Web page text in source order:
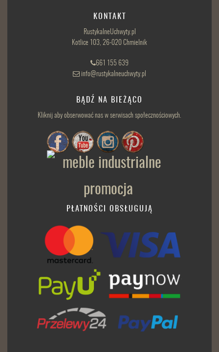
KONTAKT
RustykalneUchwyty.pl
Kotlice 103, 26-020 Chmielnik
661 155 639
info@rustykalneuchwyty.pl
BĄDŹ NA BIEŻĄCO
Kliknij aby obserwować nas w serwisach społecznościowych.
PŁATNOŚCI OBSŁUGUJĄ